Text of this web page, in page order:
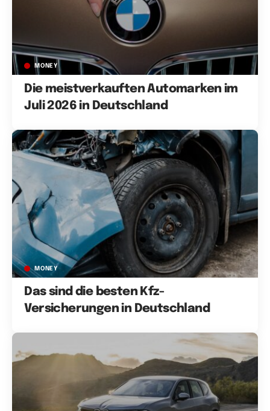
MONEY
Die meistverkauften Automarken im
Juli 2026 in Deutschland
MONEY
Das sind die besten Kfz-
Versicherungen in Deutschland